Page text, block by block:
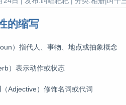
的缩写
）指代人、事物、地点或抽象概念
）表示动作或状态
（Adjective）修饰名词或代词